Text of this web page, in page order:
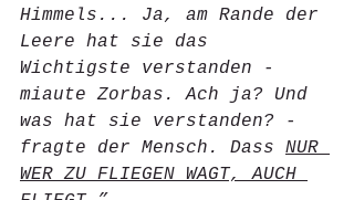
Himmels... Ja, am Rande der
Leere hat sie das
Wichtigste verstanden -
miaute Zorbas. Ach ja? Und
was hat sie verstanden? -
fragte der Mensch. Dass NUR
WER ZU FLIEGEN WAGT, AUCH